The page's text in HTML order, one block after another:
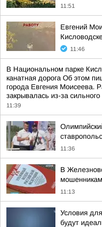
11:51
Евгений
11:46
В Национальном парке
канатная дорога Об этом
города Евгения Моисеева.
закрывалась из-за
11:39
11:36
В
11:13
Условия
будут